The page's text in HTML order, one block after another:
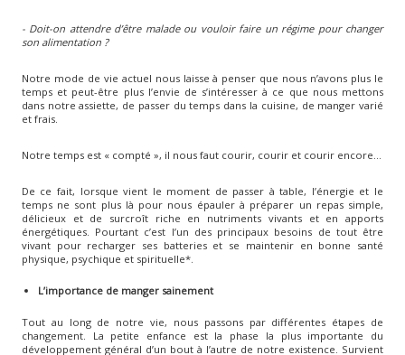
- Doit-on attendre d’être malade ou vouloir faire un régime pour changer
son alimentation ?
Notre mode de vie actuel nous laisse à penser que nous n’avons plus le
temps et peut-être plus l’envie de s’intéresser à ce que nous mettons
dans notre assiette, de passer du temps dans la cuisine, de manger varié
et frais.
Notre temps est « compté », il nous faut courir, courir et courir encore…
De ce fait, lorsque vient le moment de passer à table, l’énergie et le
temps ne sont plus là pour nous épauler à préparer un repas simple,
délicieux et de surcroît riche en nutriments vivants et en apports
énergétiques. Pourtant c’est l’un des principaux besoins de tout être
vivant pour recharger ses batteries et se maintenir en bonne santé
physique, psychique et spirituelle*.
L’importance de manger sainement
Tout au long de notre vie, nous passons par différentes étapes de
changement. La petite enfance est la phase la plus importante du
développement général d’un bout à l’autre de notre existence. Survient